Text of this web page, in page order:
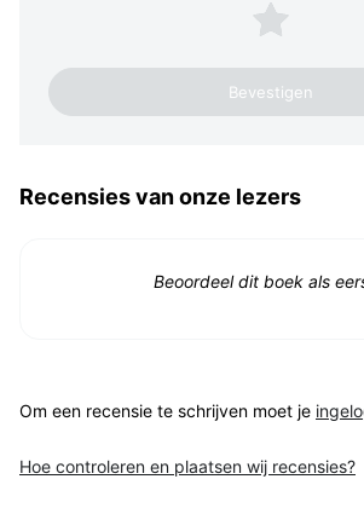
1 ster
Recensies van onze lezers
Beoordeel dit boek als
Om een recensie te schrijven moet je
Hoe controleren en plaatsen wij recensies?